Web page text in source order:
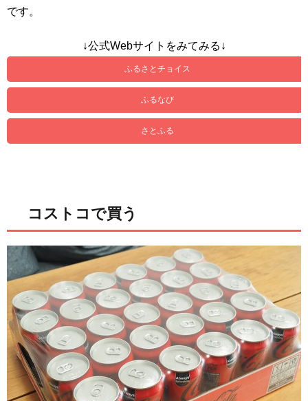
です。
↓公式Webサイトをみてみる↓
ふるさとチョイス
ふるなび
さとふる
コストコで買う